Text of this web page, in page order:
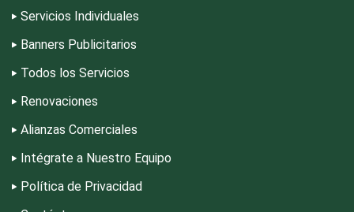
Escuelas de Manejo
Estanterías
Servicios Individuales
Banners Publicitarios
Todos los Servicios
Renovaciones
Alianzas Comerciales
Intégrate a Nuestro Equipo
Política de Privacidad